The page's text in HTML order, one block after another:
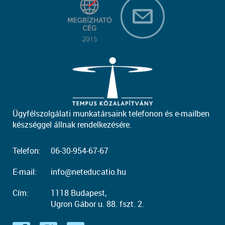
Ügyfélszolgálati munkatársaink telefonon és e-mailben
készséggel állnak rendelkezésére.
Telefon:
06-30-954-67-67
E-mail:
info@neteducatio.hu
Cím:
1118 Budapest,
Ugron Gábor u. 88. fszt. 2.